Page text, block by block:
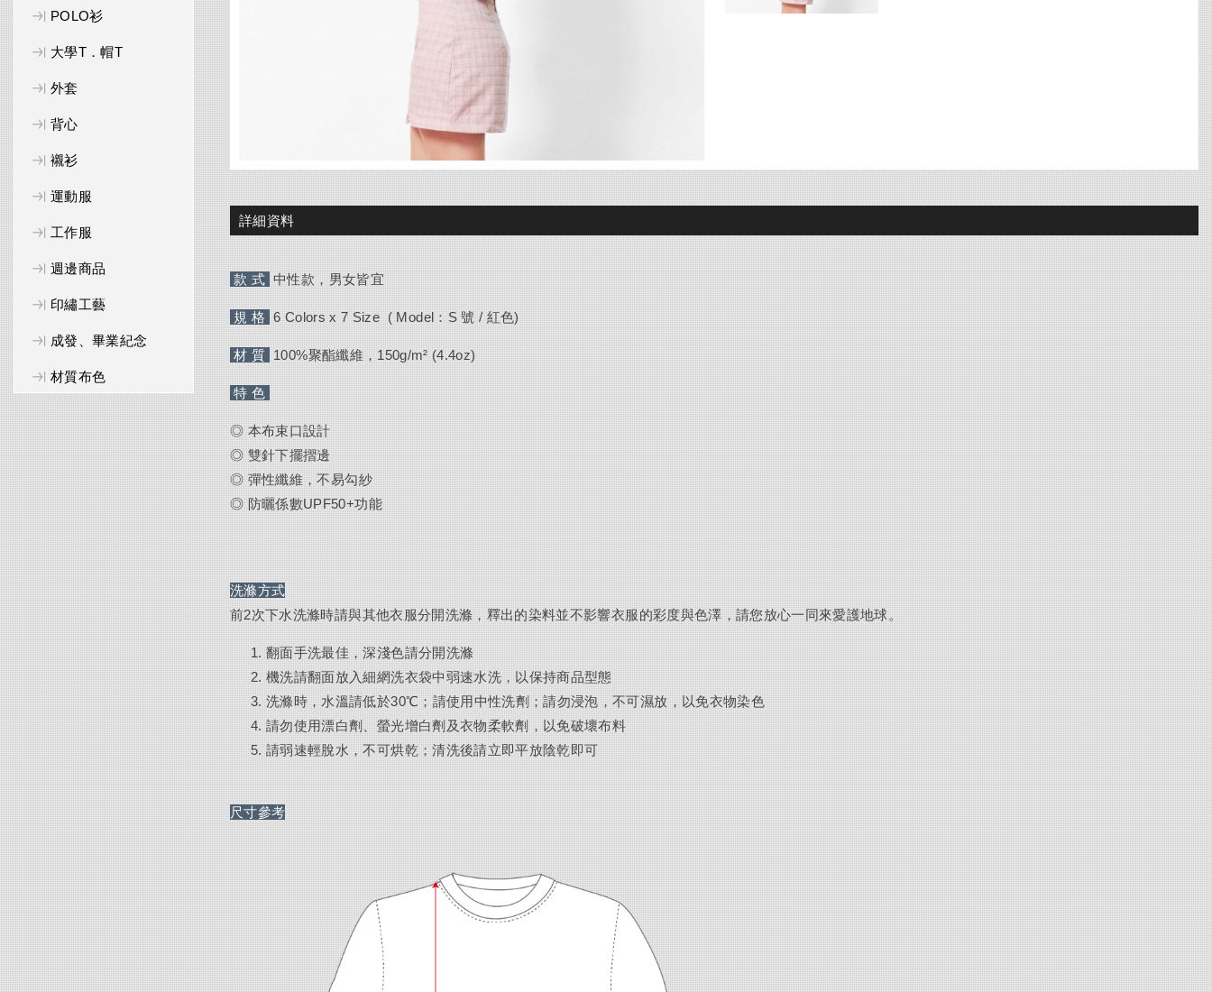
POLO衫
大學T．帽T
外套
背心
襯衫
運動服
工作服
週邊商品
印繡工藝
成發、畢業紀念
材質布色
詳細資料
款 式 中性款，男女皆宜
規 格 6 Colors x 7 Size ( Model：S 號 / 紅色)
材 質 100%聚酯纖維，150g/m² (4.4oz)
特 色
◎ 本布束口設計
◎ 雙針下擺摺邊
◎ 彈性纖維，不易勾紗
◎ 防曬係數UPF50+功能
洗滌方式
前2次下水洗滌時請與其他衣服分開洗滌，釋出的染料並不影響衣服的彩度與色澤，請您放心一同來愛護地球。
翻面手洗最佳，深淺色請分開洗滌
機洗請翻面放入細網洗衣袋中弱速水洗，以保持商品型態
洗滌時，水溫請低於30℃；請使用中性洗劑；請勿浸泡，不可濕放，以免衣物染色
請勿使用漂白劑、螢光增白劑及衣物柔軟劑，以免破壞布料
請弱速輕脫水，不可烘乾；清洗後請立即平放陰乾即可
尺寸參考